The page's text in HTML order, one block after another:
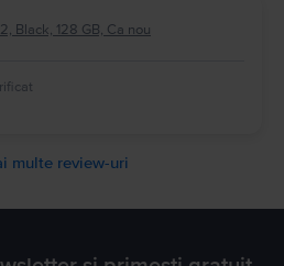
Black, 128 GB, Ca nou
multe review-uri